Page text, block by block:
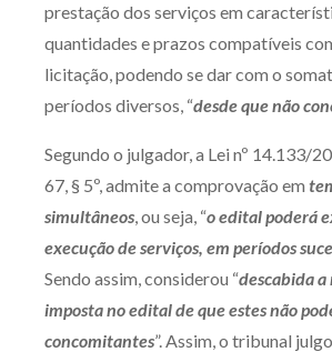
Zênite Fácil IA
Zênite Play
Capacitação
Zênite Online
Eventos presenciais
Zênite in Company
prestação dos serviços em
quantidades e prazos compatíveis
licitação, podendo se dar com o
períodos diversos, “desde que não
Segundo o julgador, a Lei nº 14.133/
67, § 5º, admite a comprovação em
simultâneos, ou seja, “o edital poderá
execução de serviços, em períodos
Sendo assim, considerou “descabida
imposta no edital de que estes não
concomitantes”. Assim, o tribunal